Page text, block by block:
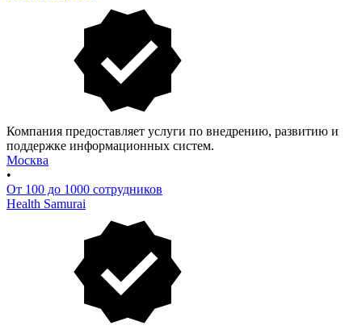
Компания предоставляет услуги по внедрению, развитию и
поддержке информационных систем.
Москва
•
От 100 до 1000 сотрудников
Health Samurai